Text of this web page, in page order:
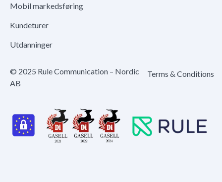
Mobil markedsføring
Kundeturer
Utdanninger
© 2025 Rule Communication – Nordic
AB
Terms & Conditions